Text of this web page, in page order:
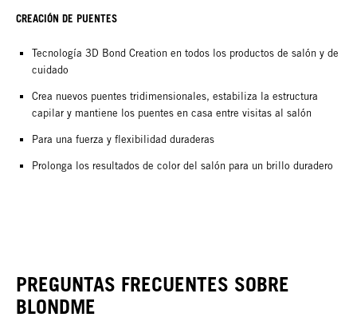
CREACIÓN DE PUENTES
Tecnología 3D Bond Creation en todos los productos de salón y de
cuidado
Crea nuevos puentes tridimensionales, estabiliza la estructura
capilar y mantiene los puentes en casa entre visitas al salón
Para una fuerza y flexibilidad duraderas
Prolonga los resultados de color del salón para un brillo duradero
PREGUNTAS FRECUENTES SOBRE
BLONDME